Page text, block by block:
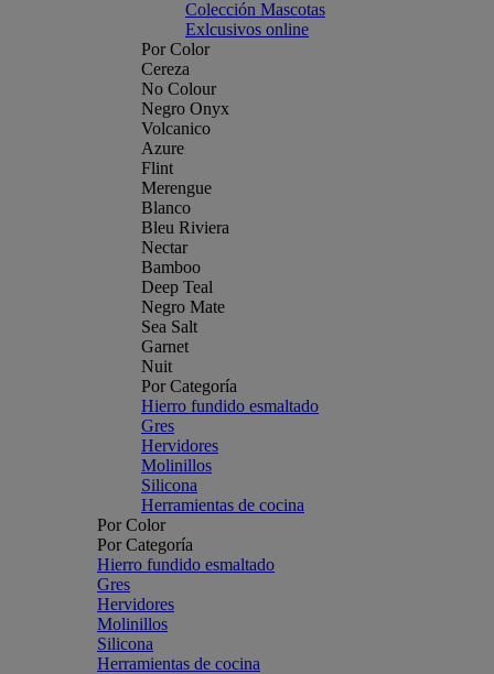
Colección Mascotas
Exlcusivos online
Por Color
Cereza
No Colour
Negro Onyx
Volcanico
Azure
Flint
Merengue
Blanco
Bleu Riviera
Nectar
Bamboo
Deep Teal
Negro Mate
Sea Salt
Garnet
Nuit
Por Categoría
Hierro fundido esmaltado
Gres
Hervidores
Molinillos
Silicona
Herramientas de cocina
Por Color
Por Categoría
Hierro fundido esmaltado
Gres
Hervidores
Molinillos
Silicona
Herramientas de cocina